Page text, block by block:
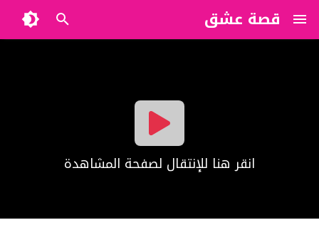
قصة عشق
?>
انقر هنا للإنتقال لصفحة المشاهدة